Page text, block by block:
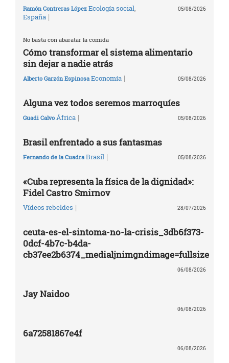
Ramón Contreras López Ecología social
España |
05/08/2026
No basta con abaratar la comida
Cómo transformar el sistema alimentario
sin dejar a nadie atrás
Alberto Garzón Espinosa Economía | 05/08/2026
Alguna vez todos seremos marroquíes
Guadi Calvo África | 05/08/2026
Brasil enfrentado a sus fantasmas
Fernando de la Cuadra Brasil | 05/08/2026
«Cuba representa la física de la dignidad»:
Fidel Castro Smirnov
Vídeos rebeldes | 28/07/2026
ceuta-es-el-sintoma-no-la-crisis_3db6f373-
0dcf-4b7c-b4da-
cb37ee2b6374_medialjnimgndimage=fullsize
06/08/2026
Jay Naidoo
06/08/2026
6a72581867e4f
06/08/2026